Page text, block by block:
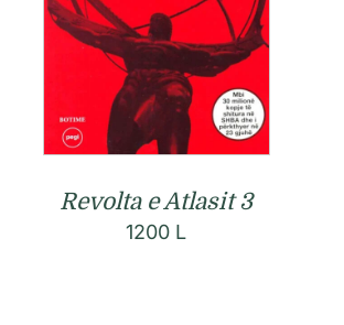
Revolta e Atlasit 3
1200 L